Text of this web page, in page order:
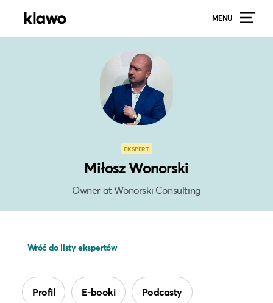
MENU
EKSPERT
Miłosz Wonorski
Owner at Wonorski Consulting
Wróć do listy ekspertów
Profil E-booki Podcasty